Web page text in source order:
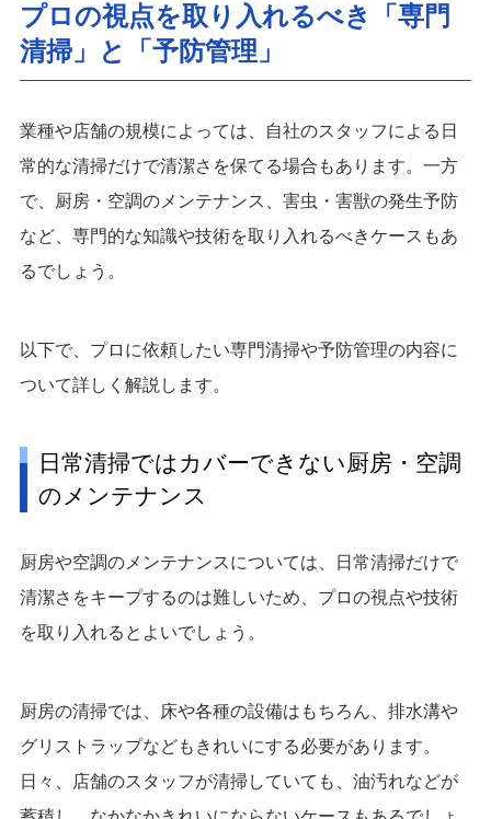
プロの視点を取り入れるべき「専門
清掃」と「予防管理」
業種や店舗の規模によっては、自社のスタッフによる日
常的な清掃だけで清潔さを保てる場合もあります。一方
で、厨房・空調のメンテナンス、害虫・害獣の発生予防
など、専門的な知識や技術を取り入れるべきケースもあ
るでしょう。
以下で、プロに依頼したい専門清掃や予防管理の内容に
ついて詳しく解説します。
日常清掃ではカバーできない厨房・空調
のメンテナンス
厨房や空調のメンテナンスについては、日常清掃だけで
清潔さをキープするのは難しいため、プロの視点や技術
を取り入れるとよいでしょう。
厨房の清掃では、床や各種の設備はもちろん、排水溝や
グリストラップなどもきれいにする必要があります。
日々、店舗のスタッフが清掃していても、油汚れなどが